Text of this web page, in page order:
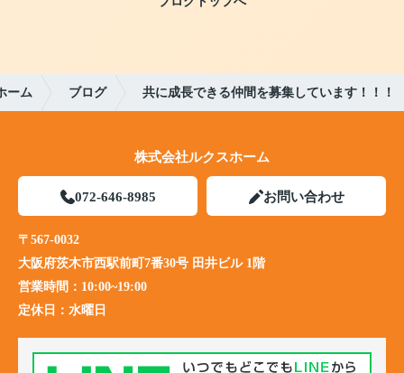
ーム ブログ 共に成長できる仲間を募集しています！！！
株式会社ルクスホーム
072-646-8985 お問い合わせ
〒567-0032
大阪府茨木市西駅前町7番30号 田井ビル 1階
営業時間： 10:00~19:00
定休日： 水曜日